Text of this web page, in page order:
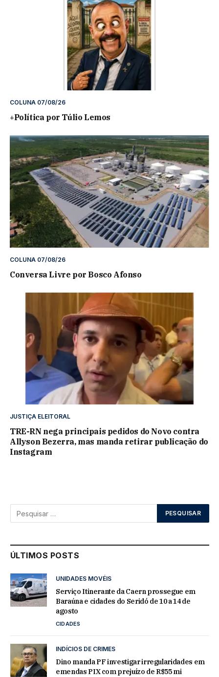
COLUNA 07/08/26
+Política por Túlio Lemos
COLUNA 07/08/26
Conversa Livre por Bosco Afonso
JUSTIÇA ELEITORAL
TRE-RN nega principais pedidos do Novo contra
Allyson Bezerra, mas manda retirar publicação do
Instagram
ÚLTIMOS POSTS
UNIDADES MOVÉIS
Serviço Itinerante da Caern prossegue em
Baraúna e cidades do Seridó de 10 a 14 de
agosto
CIDADES
INDÍCIOS DE CRIMES
Dino manda PF investigar irregularidades em
emendas PIX com prejuízo de R$55 mi